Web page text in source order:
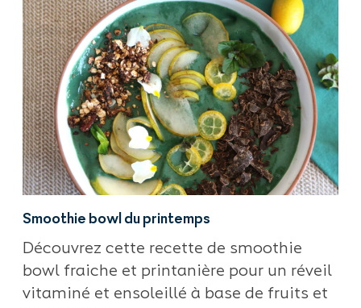
Smoothie bowl du printemps
Découvrez cette recette de smoothie
bowl fraiche et printanière pour un réveil
vitaminé et ensoleillé à base de fruits et